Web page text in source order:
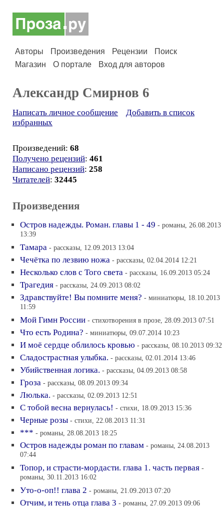
Авторы Произведения Рецензии
Поиск
Магазин
О портале Вход для авторов
Александр Смирнов 6
Написать личное сообщение
Добавить в список
избранных
Произведений: 68
Получено рецензий: 461
Написано рецензий: 258
Читателей: 32445
Произведения
Остров надежды. Роман. главы 1 - 49 - романы, 26.08.2013
13:39
Тамара - рассказы, 12.09.2013 13:04
Чечётка по лезвию ножа - рассказы, 02.04.2014 12:21
Несколько слов с Того света - рассказы, 16.09.2013 05:24
Трагедия - рассказы, 24.09.2013 08:02
Здравствуйте! Вы помните меня? - миниатюры, 18.10.2013
11:59
Мой Гимн России - стихотворения в прозе, 28.09.2013 07:51
Что есть Родина? - миниатюры, 09.07.2014 10:23
И моё сердце облилось кровью - рассказы, 08.10.2013 09:32
Сладострастная улыбка. - рассказы, 02.01.2014 13:46
Убийственная логика. - рассказы, 04.09.2013 08:58
Гроза - рассказы, 08.09.2013 09:34
Люлька. - рассказы, 02.09.2013 12:51
С тобой весна вернулась! - стихи, 18.09.2013 15:36
Черные розы - стихи, 22.08.2013 11:31
*** - романы, 28.08.2013 18:25
Остров надежды роман по главам - романы, 24.08.2013
07:44
Топор, и страсти-мордасти. глава 1. часть первая -
романы, 30.11.2013 16:02
Уто-о-оп!! глава 2 - романы, 21.09.2013 07:20
Отчим, и тень отца глава 3 - романы, 27.09.2013 09:06